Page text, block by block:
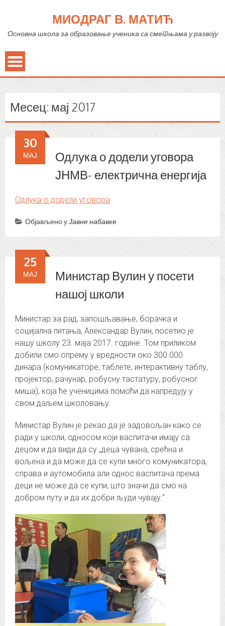
МИОДРАГ В. МАТИЋ
Основна школа за образовање ученика са сметњама у развоју
Месец: мај 2017
Одлука о додели уговора
ЈНМВ- електрична енергија
30
МАЈ
Одлука о додели уговора
Објављено уЈавне набавке
Министар Вулин у посети
нашој школи
25
МАЈ
Министар за рад, запошљавање, борачка и
социјална питања, Александар Вулин, посетио је
нашу школу 23. маја 2017. године. Том приликом
добили смо опрему у вредности око 300.000
динара (комуникаторе, таблете, интерактивну таблу,
пројектор, рачунар, робусну тастатуру, робусног
миша), која ће ученицима помоћи да напредују у
свом даљем школовању.
Министар Вулин је рекао да је задовољан како се
ради у школи, односом који васпитачи имају са
децом и да види да су „деца чувана, срећна и
вољена и да може да се купи много комуникатора,
справа и аутомобила али однос васпитача према
деци не може да се купи, што значи да смо на
добром путу и да их добри људи чувају.“